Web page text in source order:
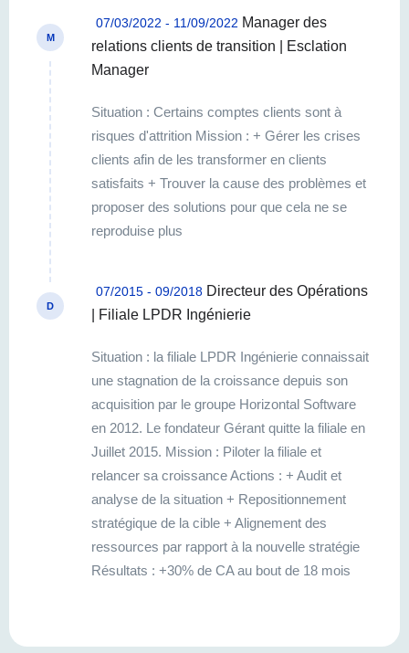
M
07/03/2022 - 11/09/2022 Manager des
relations clients de transition | Esclation
Manager
Situation : Certains comptes clients sont à
risques d'attrition Mission : + Gérer les crises
clients afin de les transformer en clients
satisfaits + Trouver la cause des problèmes et
proposer des solutions pour que cela ne se
reproduise plus
D
07/2015 - 09/2018 Directeur des Opérations
| Filiale LPDR Ingénierie
Situation : la filiale LPDR Ingénierie connaissait
une stagnation de la croissance depuis son
acquisition par le groupe Horizontal Software
en 2012. Le fondateur Gérant quitte la filiale en
Juillet 2015. Mission : Piloter la filiale et
relancer sa croissance Actions : + Audit et
analyse de la situation + Repositionnement
stratégique de la cible + Alignement des
ressources par rapport à la nouvelle stratégie
Résultats : +30% de CA au bout de 18 mois